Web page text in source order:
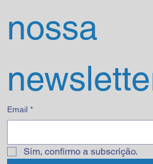
nossa
Email *
Sim, confirmo a subscrição.